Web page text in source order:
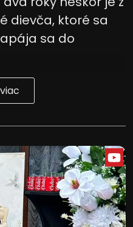
dievča, ktoré sa
sa do